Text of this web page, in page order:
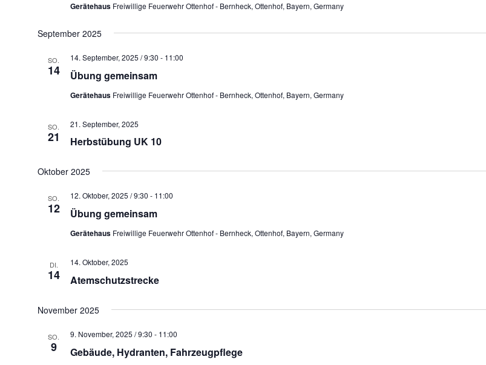
h
Gerätehaus Freiwillige Feuerwehr Ottenhof - Bernheck, Ottenhof, Bayern, Germany
September 2025
SO.
14 Übung gemeinsam
14. September, 2025 / 9:30 - 11:00
Gerätehaus Freiwillige Feuerwehr Ottenhof - Bernheck, Ottenhof, Bayern, Germany
SO.
21 Herbstübung UK 10
21. September, 2025
Oktober 2025
SO.
12 Übung gemeinsam
12. Oktober, 2025 / 9:30 - 11:00
Gerätehaus Freiwillige Feuerwehr Ottenhof - Bernheck, Ottenhof, Bayern, Germany
DI.
14 Atemschutzstrecke
14. Oktober, 2025
November 2025
SO.
9 Gebäude, Hydranten, Fahrzeugpflege
9. November, 2025 / 9:30 - 11:00